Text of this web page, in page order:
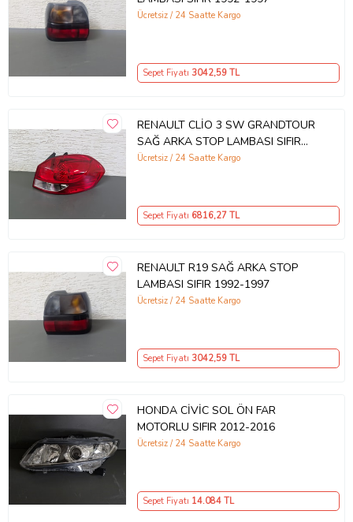
Ücretsiz / 24 Saatte Kargo
Sepet Fiyatı 3042,59 TL
RENAULT CLİO 3 SW GRANDTOUR
SAĞ ARKA STOP LAMBASI SIFIR
2009-2012
Ücretsiz / 24 Saatte Kargo
Sepet Fiyatı 6816,27 TL
RENAULT R19 SAĞ ARKA STOP
LAMBASI SIFIR 1992-1997
Ücretsiz / 24 Saatte Kargo
Sepet Fiyatı 3042,59 TL
HONDA CİVİC SOL ÖN FAR
MOTORLU SIFIR 2012-2016
Ücretsiz / 24 Saatte Kargo
Sepet Fiyatı 14.084TL